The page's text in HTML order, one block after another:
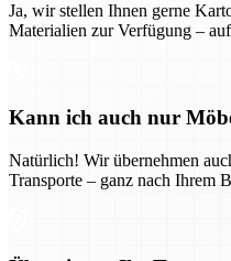
Ja, wir stellen Ihnen gerne
Materialien zur Verfügung –
Kann ich auch nur
Natürlich! Wir übernehmen
Transporte – ganz nach Ihrem